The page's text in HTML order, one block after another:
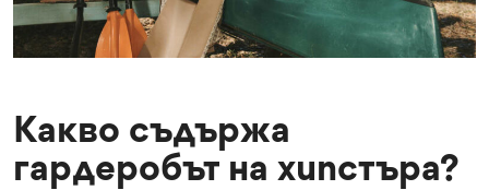
Какво съдържа
гардеробът на хипстъра?